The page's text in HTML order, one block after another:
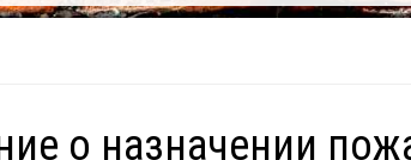
о назначении